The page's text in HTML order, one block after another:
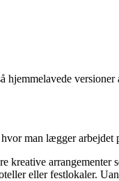
man lægger
arrangementer
eller festlokaler.